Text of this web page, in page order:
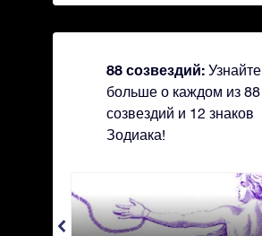
88 созвездий: Узнайте
больше о каждом из 88
созвездий и 12 знаков
Зодиака!
Andromeda - Андромеда